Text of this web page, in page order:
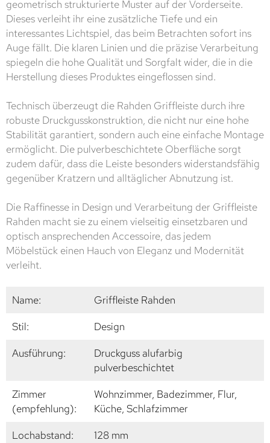
geometrisch strukturierte Muster auf der Vorderseite.
Dieses verleiht ihr eine zusätzliche Tiefe und ein
interessantes Lichtspiel, das beim Betrachten sofort ins
Auge fällt. Die klaren Linien und die präzise Verarbeitung
spiegeln die hohe Qualität und Sorgfalt wider, die in die
Herstellung dieses Produktes eingeflossen sind.
Technisch überzeugt die Rahden Griffleiste durch ihre
robuste Druckgusskonstruktion, die nicht nur eine hohe
Stabilität garantiert, sondern auch eine einfache Montage
ermöglicht. Die pulverbeschichtete Oberfläche sorgt
zudem dafür, dass die Leiste besonders widerstandsfähig
gegenüber Kratzern und alltäglicher Abnutzung ist.
Die Raffinesse in Design und Verarbeitung der Griffleiste
Rahden macht sie zu einem vielseitig einsetzbaren und
optisch ansprechenden Accessoire, das jedem
Möbelstück einen Hauch von Eleganz und Modernität
verleiht.
Name:
Griffleiste Rahden
Stil:
Design
Ausführung:
Druckguss alufarbig
pulverbeschichtet
Zimmer
(empfehlung):
Wohnzimmer, Badezimmer, Flur,
Küche, Schlafzimmer
Lochabstand:
128 mm